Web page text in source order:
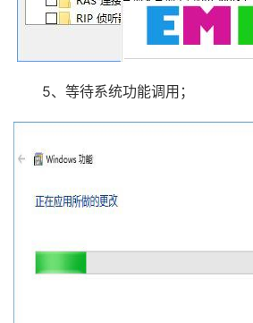
5、等待系统功能调用；